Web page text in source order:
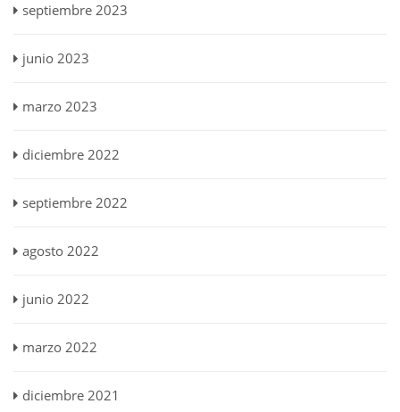
septiembre 2023
junio 2023
marzo 2023
diciembre 2022
septiembre 2022
agosto 2022
junio 2022
marzo 2022
diciembre 2021